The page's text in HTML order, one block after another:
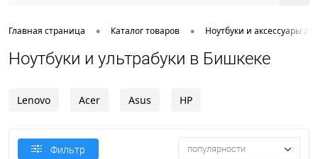
Главная страница • Каталог товаров • Ноутбуки и аксессуары
Ноутбуки и ультрабуки в Бишкеке
Lenovo Acer Asus HP
Фильтр популярности